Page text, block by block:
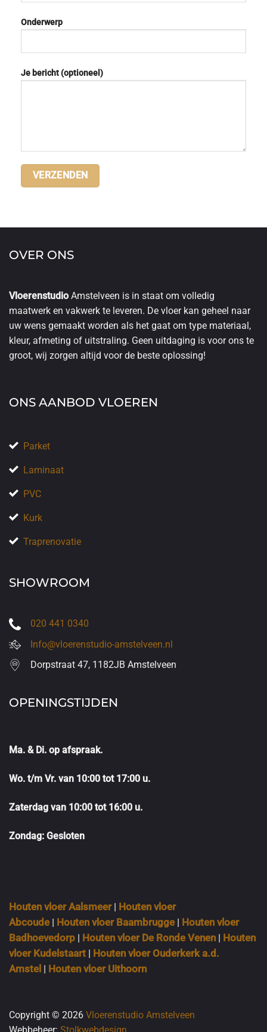
Onderwerp
Je bericht (optioneel)
OVER ONS
Vloerenstudio Amstelveen is in staat om volledig
maatwerk en vakwerk te leveren. De vloer kan geheel naar
uw wens gemaakt worden als het gaat om type materiaal,
kleur, afmeting of uitstraling. Geen uitdaging is voor ons te
groot, wij zorgen altijd voor de beste oplossing!
ONS AANBOD VLOEREN
Parket
Laminaat
PVC
Kurk
Traprenovatie
SHOWROOM
020 441 0340
Info@vloerenstudio-amstelveen.nl
Dorpstraat 47, 1182JB Amstelveen
OPENINGSTIJDEN
Ma. & Di. op afspraak.
Wo. t/m Vr. van 10:00 tot 17:00 u.
Zaterdag van 10:00 tot 16:00 u.
Zondag: Gesloten
Houten vloer Aalsmeer| Houten vloer
Abcoude| Houten vloer Baambrugge| Houten vloer
Badhoevedorp | Houten vloer De Ronde Venen | Houten
vloer Kudelstaart | Houten vloer Ouderkerk a.d.
Amstel | Houten vloer Uithoorn
Copyright © 2026 Vloerenstudio Amstelveen
Webbeheer: Stolkwebdesign